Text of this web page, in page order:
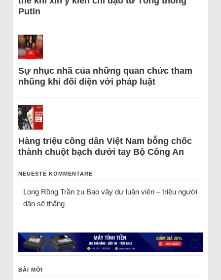
Putin
Sự nhục nhã của những quan chức tham
nhũng khi đối diện với pháp luật
Hàng triệu công dân Việt Nam bỗng chốc
thành chuột bạch dưới tay Bộ Công An
NEUESTE KOMMENTARE
Long Rồng Trầnzu Bao vây dư luận viên – triệu người
dân sẽ thắng
BÀI MỚI